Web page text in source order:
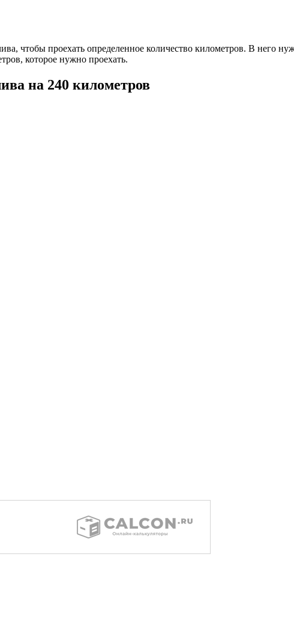
чтобы проехать определенное количество километров. В него
которое нужно проехать.
на 240 километров